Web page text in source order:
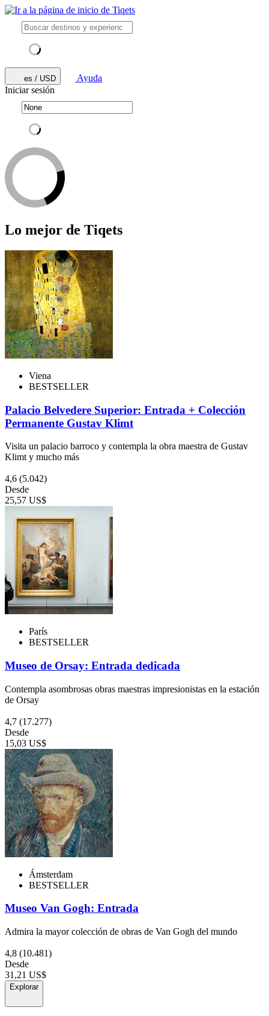
es / USD
Ayuda
Iniciar sesión
Lo mejor de Tiqets
Viena
BESTSELLER
Palacio Belvedere Superior: Entrada + Colección
Permanente Gustav Klimt
Visita un palacio barroco y contempla la obra maestra de Gustav
Klimt y mucho más
4,6 (5.042)
Desde
25,57 US$
París
BESTSELLER
Museo de Orsay: Entrada dedicada
Contempla asombrosas obras maestras impresionistas en la estación
de Orsay
4,7 (17.277)
Desde
15,03 US$
Ámsterdam
BESTSELLER
Museo Van Gogh: Entrada
Admira la mayor colección de obras de Van Gogh del mundo
4,8 (10.481)
Desde
31,21 US$
Explorar